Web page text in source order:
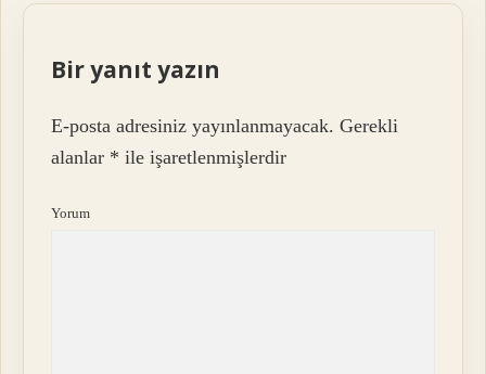
Bir yanıt yazın
E-posta adresiniz yayınlanmayacak. Gerekli
alanlar * ile işaretlenmişlerdir
Yorum